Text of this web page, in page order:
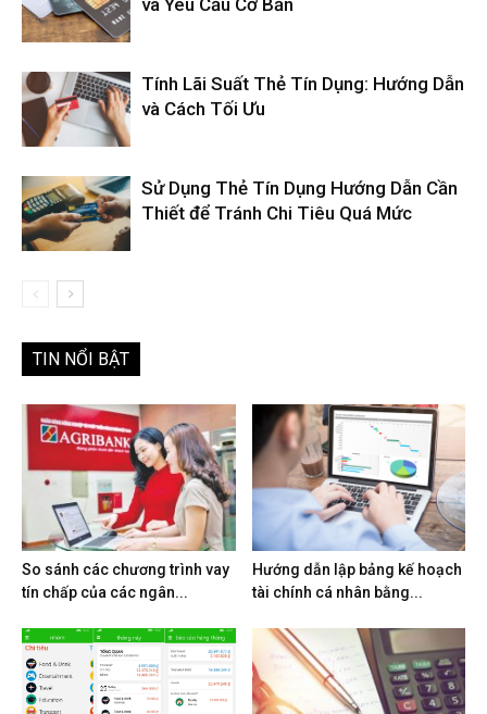
Tính Lãi Suất Thẻ Tín Dụng: Hướng Dẫn
và Cách Tối Ưu
Sử Dụng Thẻ Tín Dụng Hướng Dẫn Cần
Thiết để Tránh Chi Tiêu Quá Mức
TIN NỔI BẬT
So sánh các chương trình vay
tín chấp của các ngân...
Hướng dẫn lập bảng kế hoạch
tài chính cá nhân bằng...